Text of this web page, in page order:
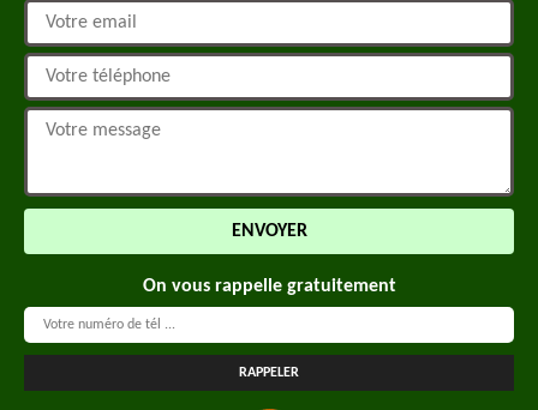
On vous rappelle gratuitement